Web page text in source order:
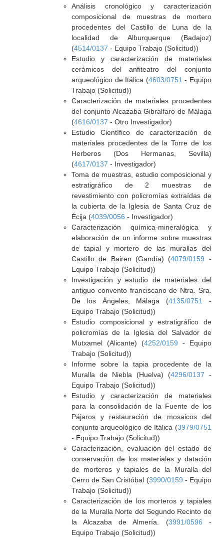
Análisis cronológico y caracterización
composicional de muestras de mortero
procedentes del Castillo de Luna de la
localidad de Alburquerque (Badajoz)
(4514/0137 - Equipo Trabajo (Solicitud))
Estudio y caracterización de materiales
cerámicos del anfiteatro del conjunto
arqueológico de Itálica (4603/0751 - Equipo
Trabajo (Solicitud))
Caracterización de materiales procedentes
del conjunto Alcazaba Gibralfaro de Málaga
(4616/0137 - Otro Investigador)
Estudio Científico de caracterización de
materiales procedentes de la Torre de los
Herberos (Dos Hermanas, Sevilla)
(4617/0137 - Investigador)
Toma de muestras, estudio composicional y
estratigráfico de 2 muestras de
revestimiento con policromías extraídas de
la cubierta de la Iglesia de Santa Cruz de
Écija (4039/0056 - Investigador)
Caracterización química-mineralógica y
elaboración de un informe sobre muestras
de tapial y mortero de las murallas del
Castillo de Bairen (Gandía) (4079/0159 -
Equipo Trabajo (Solicitud))
Investigación y estudio de materiales del
antiguo convento franciscano de Ntra. Sra.
De los Ángeles, Málaga (4135/0751
-
Equipo Trabajo (Solicitud))
Estudio composicional y estratigráfico de
policromías de la Iglesia del Salvador de
Mutxamel (Alicante) (4252/0159 - Equipo
Trabajo (Solicitud))
Informe sobre la tapia procedente de la
Muralla de Niebla (Huelva) (4296/0137 -
Equipo Trabajo (Solicitud))
Estudio y caracterización de materiales
para la consolidación de la Fuente de los
Pájaros y restauración de mosaicos del
conjunto arqueológico de Itálica (3979/0751
- Equipo Trabajo (Solicitud))
Caracterización, evaluación del estado de
conservación de los materiales y datación
de morteros y tapiales de la Muralla del
Cerro de San Cristóbal (3990/0159 - Equipo
Trabajo (Solicitud))
Caracterización de los morteros y tapiales
de la Muralla Norte del Segundo Recinto de
la Alcazaba de Almería. (3991/0596 -
Equipo Trabajo (Solicitud))